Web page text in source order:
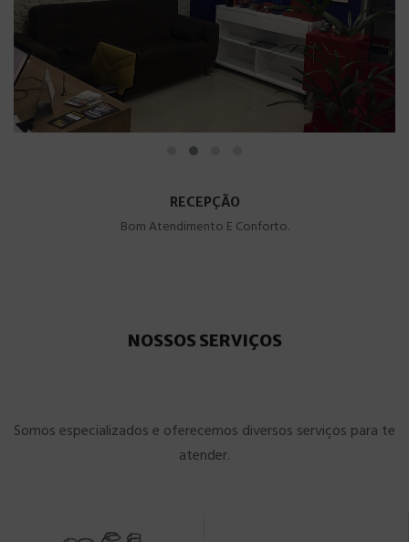
RECEPÇÃO
Bom Atendimento E Conforto.
NOSSOS SERVIÇOS
Somos especializados e oferecemos diversos serviços para te
atender.